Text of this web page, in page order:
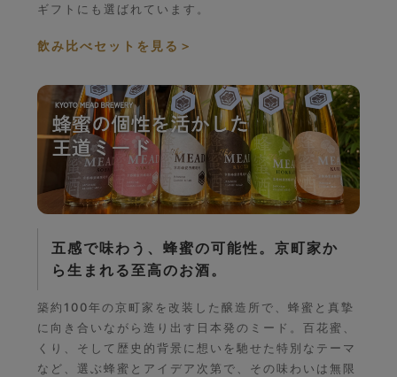
ギフトにも選ばれています。
飲み比べセットを見る ＞
五感で味わう、蜂蜜の可能性。京町家か
ら生まれる至高のお酒。
築約100年の京町家を改装した醸造所で、蜂蜜と真摯
に向き合いながら造り出す日本発のミード。百花蜜、
くり、そして歴史的背景に想いを馳せた特別なテーマ
など、選ぶ蜂蜜とアイデア次第で、その味わいは無限